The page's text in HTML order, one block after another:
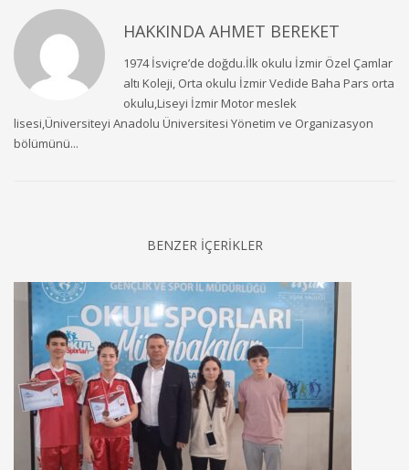
HAKKINDA AHMET BEREKET
1974 İsviçre’de doğdu.İlk okulu İzmir Özel Çamlar
altı Koleji, Orta okulu İzmir Vedide Baha Pars orta
okulu,Liseyi İzmir Motor meslek
lisesi,Üniversiteyi Anadolu Üniversitesi Yönetim ve Organizasyon
bölümünü...
BENZER İÇERİKLER